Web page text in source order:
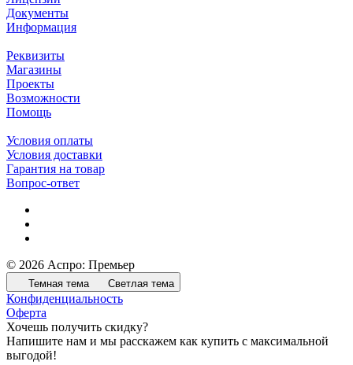
Документы
Информация
Реквизиты
Магазины
Проекты
Возможности
Помощь
Условия оплаты
Условия доставки
Гарантия на товар
Вопрос-ответ
© 2026 Аспро: Премьер
Темная тема Светлая тема
Конфиденциальность
Оферта
Хочешь получить скидку?
Напишите нам и мы расскажем как купить с максимальной
выгодой!